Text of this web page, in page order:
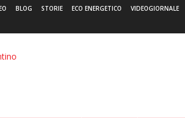
BLOG STORIE ECO ENERGETICO VIDEOGIORNALE